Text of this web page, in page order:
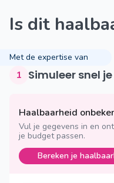
Is dit
Met de expertise van
1 Simuleer snel
Haalbaarheid
Vul je gegevens in en
je budget passen.
Bereken je